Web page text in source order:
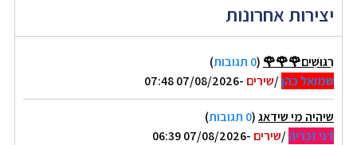
יצירות אחרונות
רִגּוּשִׁים🌹🌹🌹 (0 תגובות
)
שמואל כהן/שירים -07/08/2026 07:48
שיהיה מי שידאג(0 תגובות
)
דני זכריה/שירים -07/08/2026 06:39